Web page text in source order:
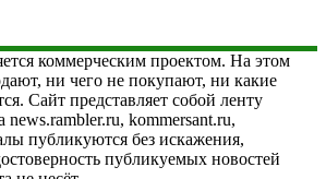
коммерческим проектом. На этом
ни чего не покупают, ни какие
Сайт представляет собой ленту
news.rambler.ru, kommersant.ru,
публикуются без искажения,
публикуемых новостей